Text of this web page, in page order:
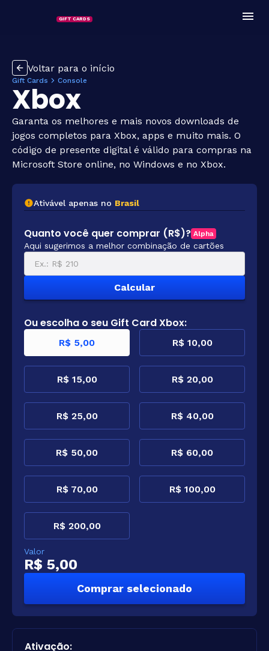
GIFT CARDS
Voltar para o início
Gift Cards Console
Xbox
Garanta os melhores e mais novos downloads de
jogos completos para Xbox, apps e muito mais. O
código de presente digital é válido para compras na
Microsoft Store online, no Windows e no Xbox.
Ativação:
Ativável apenas no Brasil
Quanto você quer comprar (R$)? Alpha
Aqui sugerimos a melhor combinação de cartões
Ou escolha o seu Gift Card Xbox:
R$ 5,00 R$ 10,00
R$ 15,00 R$ 20,00
R$ 25,00 R$ 40,00
R$ 50,00 R$ 60,00
R$ 70,00 R$ 100,00
R$ 200,00
Valor
R$ 5,00
Comprar selecionado